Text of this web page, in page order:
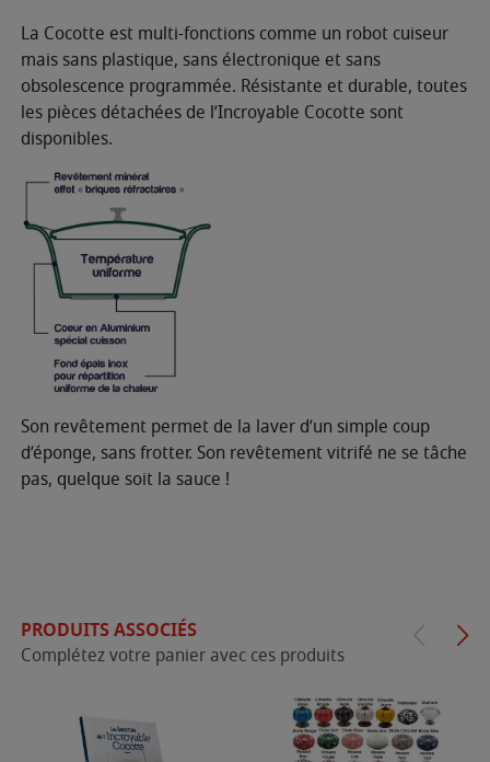
La Cocotte est multi-fonctions comme un robot cuiseur
mais sans plastique, sans électronique et sans
obsolescence programmée. Résistante et durable, toutes
les pièces détachées de l’Incroyable Cocotte sont
disponibles.
Son revêtement permet de la laver d’un simple coup
d’éponge, sans frotter. Son revêtement vitrifé ne se tâche
pas, quelque soit la sauce !
PRODUITS ASSOCIÉS
Complétez votre panier avec ces produits